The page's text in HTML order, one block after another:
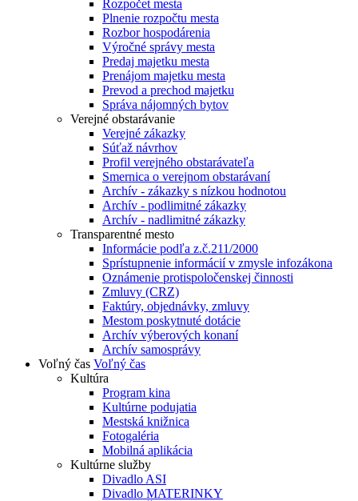
Rozpočet mesta
Plnenie rozpočtu mesta
Rozbor hospodárenia
Výročné správy mesta
Predaj majetku mesta
Prenájom majetku mesta
Prevod a prechod majetku
Správa nájomných bytov
Verejné obstarávanie
Verejné zákazky
Súťaž návrhov
Profil verejného obstarávateľa
Smernica o verejnom obstarávaní
Archív - zákazky s nízkou hodnotou
Archív - podlimitné zákazky
Archív - nadlimitné zákazky
Transparentné mesto
Informácie podľa z.č.211/2000
Sprístupnenie informácií v zmysle infozákona
Oznámenie protispoločenskej činnosti
Zmluvy (CRZ)
Faktúry, objednávky, zmluvy
Mestom poskytnuté dotácie
Archív výberových konaní
Archív samosprávy
Voľný čas Voľný čas
Kultúra
Program kina
Kultúrne podujatia
Mestská knižnica
Fotogaléria
Mobilná aplikácia
Kultúrne služby
Divadlo ASI
Divadlo MATERINKY